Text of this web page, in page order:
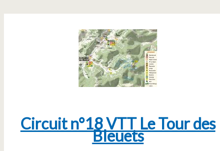
Circuit n°18 VTT Le Tour des
Bleuets